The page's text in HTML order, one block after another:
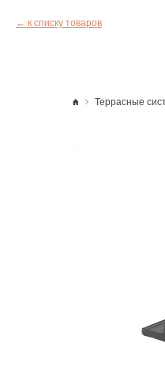
к списку товаров
Террасные